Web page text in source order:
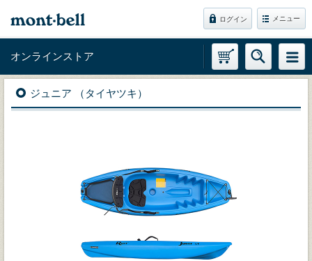
ログイン メニュー
オンラインストア
ジュニア （タイヤツキ）